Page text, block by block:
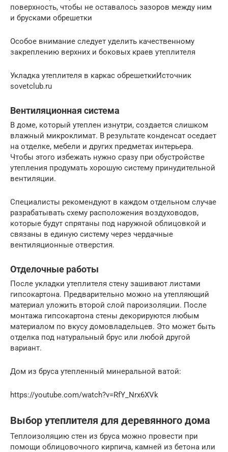
поверхность, чтобы не оставалось зазоров между ним
и брусками обрешетки
Особое внимание следует уделить качественному
закреплению верхних и боковых краев утеплителя
Укладка утеплителя в каркас обрешеткиИсточник
sovetclub.ru
Вентиляционная система
В доме, который утеплен изнутри, создается слишком
влажный микроклимат. В результате конденсат оседает
на отделке, мебели и других предметах интерьера.
Чтобы этого избежать нужно сразу при обустройстве
утепления продумать хорошую систему принудительной
вентиляции.
Специалисты рекомендуют в каждом отдельном случае
разрабатывать схему расположения воздуховодов,
которые будут спрятаны под наружной облицовкой и
связаны в единую систему через чердачные
вентиляционные отверстия.
Отделочные работы
После укладки утеплителя стену зашивают листами
гипсокартона. Предварительно можно на утепляющий
материал уложить второй слой пароизоляции. После
монтажа гипсокартона стены декорируются любым
материалом по вкусу домовладельцев. Это может быть
отделка под натуральный брус или любой другой
вариант.
Дом из бруса утепленный минеральной ватой:
https://youtube.com/watch?v=RfY_Nrx6XVk
Выбор утеплителя для деревянного дома
Теплоизоляцию стен из бруса можно провести при
помощи облицовочного кирпича, камней из бетона или